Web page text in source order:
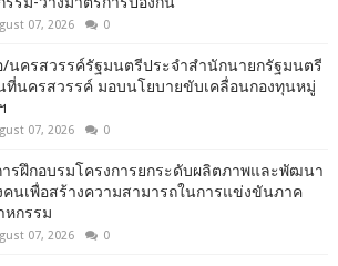
07, 2026 0
/นครสวรรค์รัฐมนตรีประจำสำนักนายกรัฐมนตรี
ที่นครสวรรค์ มอบนโยบายขับเคลื่อนกองทุนหมู่
07, 2026 0
ารฝึกอบรมโครงการยกระดับผลิตภาพและพัฒนา
คนเพื่อสร้างความสามารถในการแข่งขันภาค
หกรรม
07, 2026 0